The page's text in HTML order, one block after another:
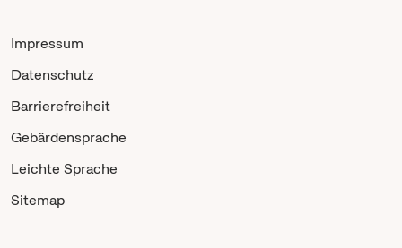
Impressum
Datenschutz
Barrierefreiheit
Gebärdensprache
Leichte Sprache
Sitemap